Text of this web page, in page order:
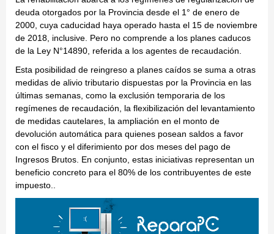
deuda otorgados por la Provincia desde el 1° de enero de
2000, cuya caducidad haya operado hasta el 15 de noviembre
de 2018, inclusive. Pero no comprende a los planes caducos
de la Ley N°14890, referida a los agentes de recaudación.
Esta posibilidad de reingreso a planes caídos se suma a otras
medidas de alivio tributario dispuestas por la Provincia en las
últimas semanas, como la exclusión temporaria de los
regímenes de recaudación, la flexibilización del levantamiento
de medidas cautelares, la ampliación en el monto de
devolución automática para quienes posean saldos a favor
con el fisco y el diferimiento por dos meses del pago de
Ingresos Brutos. En conjunto, estas iniciativas representan un
beneficio concreto para el 80% de los contribuyentes de este
impuesto..